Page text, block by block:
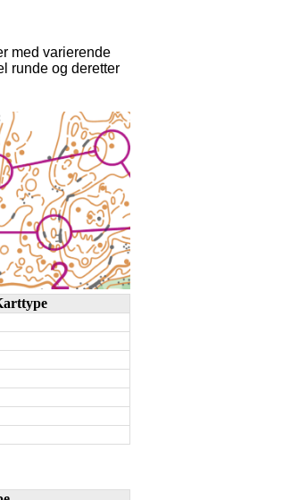
med varierende
runde og deretter